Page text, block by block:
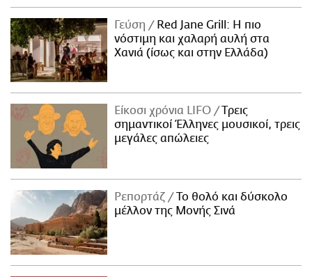
Γεύση
Red Jane Grill: Η πιο
νόστιμη και χαλαρή αυλή στα
Χανιά (ίσως και στην Ελλάδα)
Είκοσι χρόνια LIFO
Tρεις
σημαντικοί Έλληνες μουσικοί, τρεις
μεγάλες απώλειες
Ρεπορτάζ
Το θολό και δύσκολο
μέλλον της Μονής Σινά